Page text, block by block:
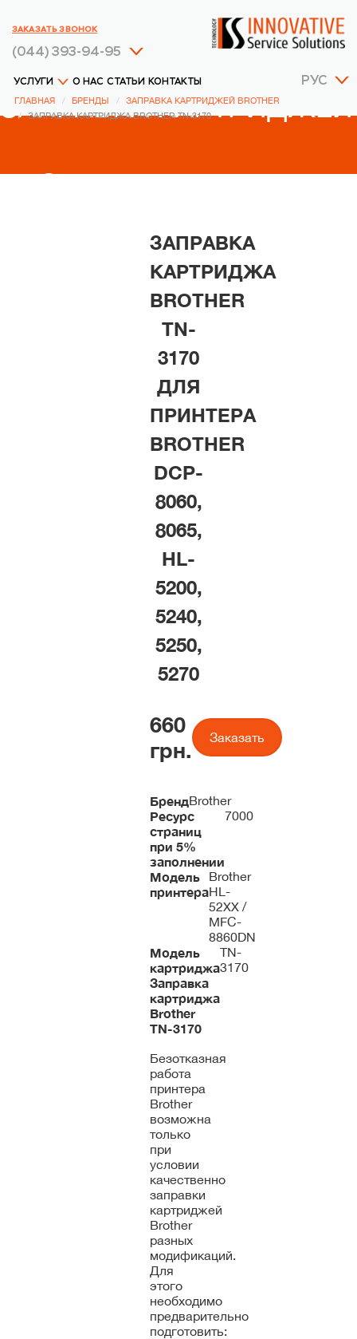
РУС
УСЛУГИ О НАС СТАТЬИ КОНТАКТЫ
(044) 393-94-95
ЗАКАЗАТЬ ЗВОНОК
ГЛАВНАЯ БРЕНДЫ
ЗАПРАВКА КАРТРИДЖЕЙ BROTHER
ЗАПРАВКА КАРТРИДЖА BROTHER TN-3170
ЗАПРАВКА КАРТРИДЖЕЙ
BROTHER
ЗАПРАВКА
КАРТРИДЖА
BROTHER
TN-
3170
ДЛЯ
ПРИНТЕРА
BROTHER
DCP-
8060,
8065,
HL-
5200,
5240,
5250,
5270
660
грн.
Заказать
БрендBrother
Ресурс
страниц
при 5%
заполнении
7000
Модель
принтера
Brother
HL-
52XX /
MFC-
8860DN
Модель
картриджа
TN-
3170
Заправка
картриджа
Brother
TN-3170
Безотказная
работа
принтера
Brother
возможна
только
при
условии
качественно
заправки
картриджей
Brother
разных
модификаций.
Для
этого
необходимо
предварительно
подготовить: